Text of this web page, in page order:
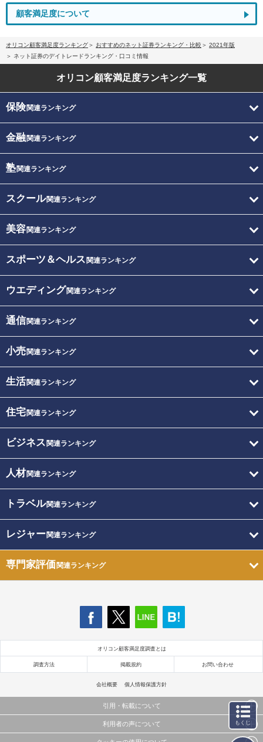
顧客満足度について
オリコン顧客満足度ランキング おすすめのネット証券ランキング・比較
2021年版
ネット証券のデイトレードランキング・口コミ情報
オリコン顧客満足度ランキング一覧
保険関連ランキング
金融関連ランキング
塾関連ランキング
スクール関連ランキング
美容関連ランキング
スポーツ＆ヘルス 関連ランキング
ウエディング関連ランキング
通信関連ランキング
小売関連ランキング
生活関連ランキング
住宅関連ランキング
ビジネス 関連ランキング
人材関連ランキング
トラベル関連ランキング
レジャー関連ランキング
専門家評価関連ランキング
オリコン顧客満足度調査とは
調査方法 掲載規約 お問い合わせ
会社概要 個人情報保護方針
引用・転載について
当サイトで公開されている情報（文字、写真、イラスト、画像データ等）及びこれらの配置・
利用者の声について もくじ